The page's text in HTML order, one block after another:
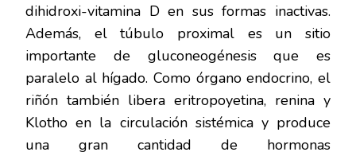
dihidroxi-vitamina D en sus formas inactivas.
Además, el túbulo proximal es un sitio
importante de gluconeogénesis que es
paralelo al hígado. Como órgano endocrino, el
riñón también libera eritropoyetina, renina y
Klotho en la circulación sistémica y produce
una gran cantidad de hormonas